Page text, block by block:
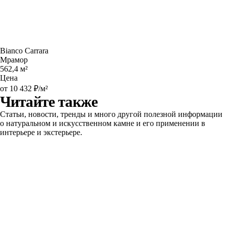
Bianco Carrara
Мрамор
562,4 м²
Цена
от 10 432 ₽/м²
Читайте также
Статьи, новости, тренды и много другой полезной информации
о натуральном и искусственном камне и его применении в
интерьере и экстерьере.